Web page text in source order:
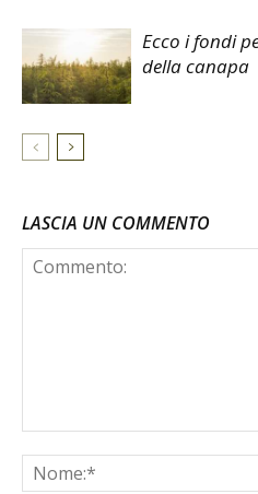
Ecco i fondi
della canapa
LASCIA UN COMMENTO